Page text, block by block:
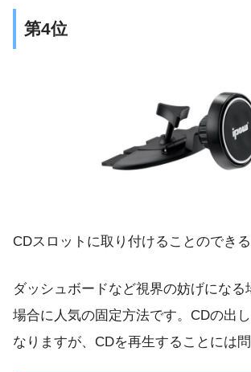
第4位
CDスロットに取り付けることのできる
ダッシュボードなど視界の妨げになる
場合に人気の固定方法です。CDの出
なりますが、CDを再生することには問